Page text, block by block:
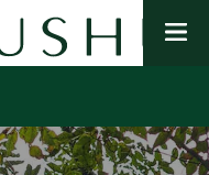
を
開
く